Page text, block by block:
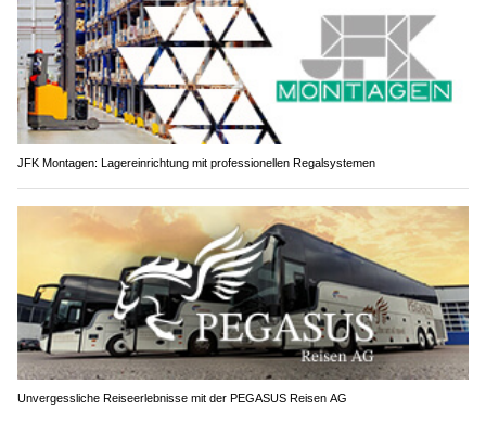
JFK Montagen: Lagereinrichtung mit professionellen Regalsystemen
Unvergessliche Reiseerlebnisse mit der PEGASUS Reisen AG